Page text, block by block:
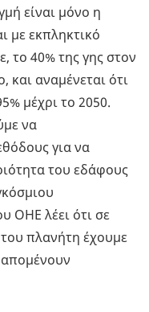
είναι μόνο η
με εκπληκτικό
40% της γης στον
και αναμένεται ότι
μέχρι το 2050.
να
για να
του εδάφους
ΟΗΕ λέει ότι σε
πλανήτη έχουμε